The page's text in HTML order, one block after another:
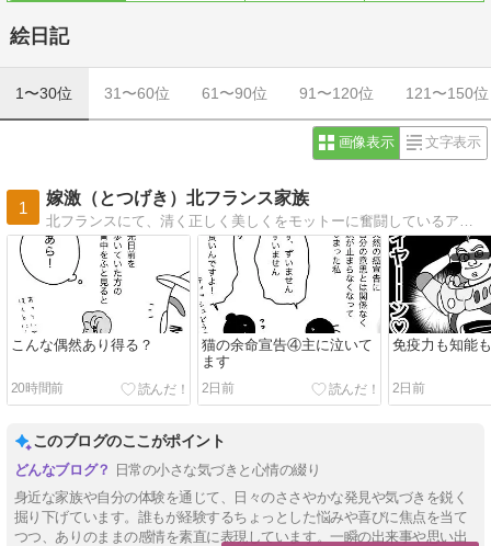
絵日記
1〜30位 31〜60位 61〜90位 91〜120位 121〜150位
画像表示 文字表示
1
嫁激（とつげき）北フランス家族
こんな偶然あり得る？
20時間前
猫の余命宣告④主に泣いて
ます
2日前
免疫力も知能
2日前
このブログのここがポイント
日常の小さな気づきと心情の綴り
身近な家族や自分の体験を通じて、日々のささやかな発見や気づきを鋭く
掘り下げています。誰もが経験するちょっとした悩みや喜びに焦点を当て
つつ、ありのままの感情を素直に表現しています。一瞬の出来事や思い出